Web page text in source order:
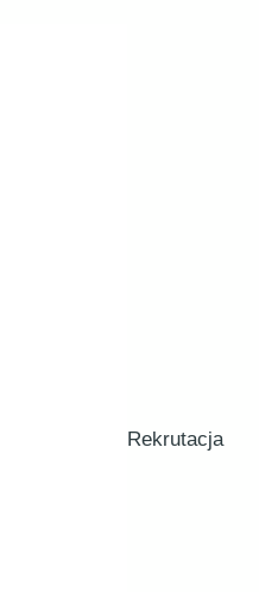
Rekrutacja